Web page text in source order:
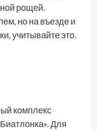
рощей.
но на въезде и
учитывайте это.
комплекс
Для